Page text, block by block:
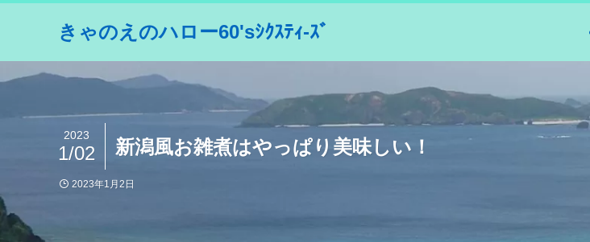
きゃのえのハロー60'sｼｸｽﾃｨ-ｽﾞ
新潟風お雑煮はやっぱり美味しい！
2023
1/02
2023年1月2日